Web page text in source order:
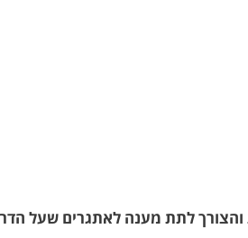
והצורך לתת מענה לאתגרים שעל